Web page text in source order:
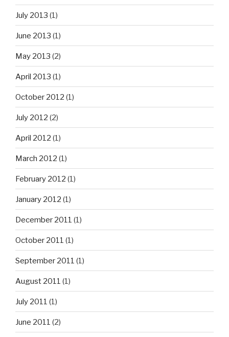
July 2013 (1)
June 2013 (1)
May 2013 (2)
April 2013 (1)
October 2012 (1)
July 2012 (2)
April 2012 (1)
March 2012 (1)
February 2012 (1)
January 2012 (1)
December 2011 (1)
October 2011 (1)
September 2011 (1)
August 2011 (1)
July 2011 (1)
June 2011 (2)